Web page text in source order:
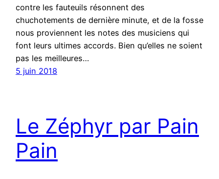
contre les fauteuils résonnent des
chuchotements de dernière minute, et de la fosse
nous proviennent les notes des musiciens qui
font leurs ultimes accords. Bien qu’elles ne soient
pas les meilleures…
5 juin 2018
Le Zéphyr par Pain
Pain